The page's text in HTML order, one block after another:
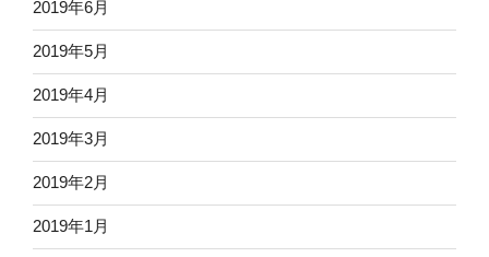
2019年6月
2019年5月
2019年4月
2019年3月
2019年2月
2019年1月